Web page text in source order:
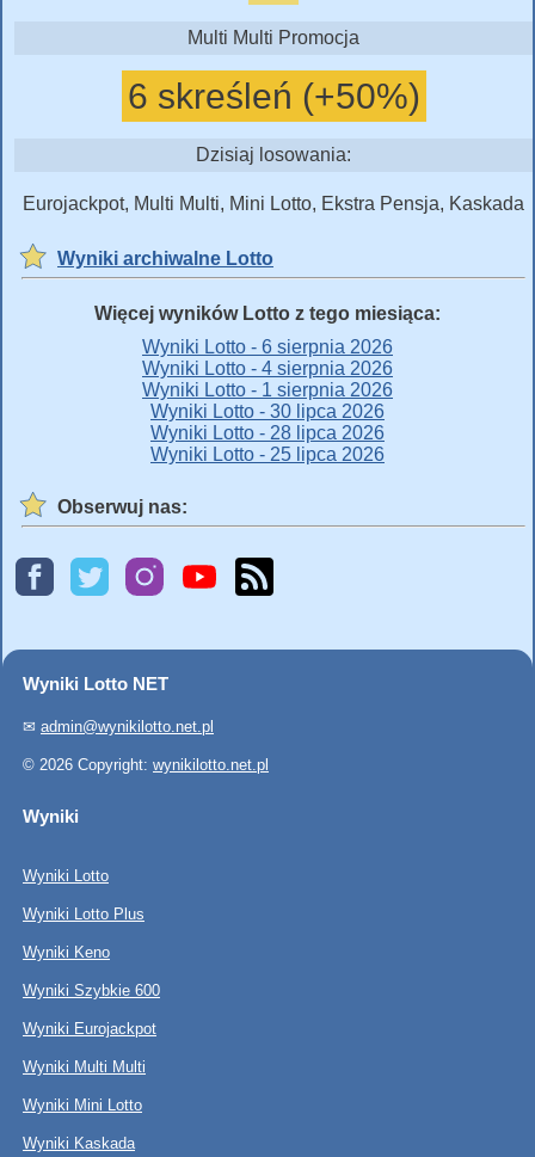
Multi Multi Promocja
6 skreśleń (+50%)
Dzisiaj losowania:
Eurojackpot, Multi Multi, Mini Lotto, Ekstra Pensja, Kaskada
Wyniki archiwalne Lotto
Więcej wyników Lotto z tego miesiąca:
Wyniki Lotto - 6 sierpnia 2026
Wyniki Lotto - 4 sierpnia 2026
Wyniki Lotto - 1 sierpnia 2026
Wyniki Lotto - 30 lipca 2026
Wyniki Lotto - 28 lipca 2026
Wyniki Lotto - 25 lipca 2026
Obserwuj nas:
Wyniki Lotto NET
✉ admin@wynikilotto.net.pl
© 2026 Copyright: wynikilotto.net.pl
Wyniki
Wyniki Lotto
Wyniki Lotto Plus
Wyniki Keno
Wyniki Szybkie 600
Wyniki Eurojackpot
Wyniki Multi Multi
Wyniki Mini Lotto
Wyniki Kaskada